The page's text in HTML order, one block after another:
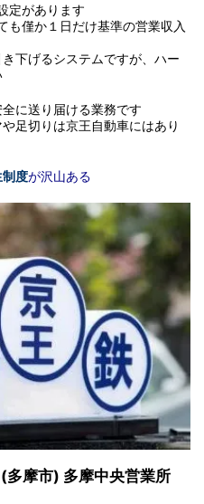
定があります
も僅か１日だけ基準の営業収入
下げるシステムですが、ハー
に送り届ける業務です
足切りは京王自動車にはあり
度が沢山ある
多摩市) 多摩中央営業所